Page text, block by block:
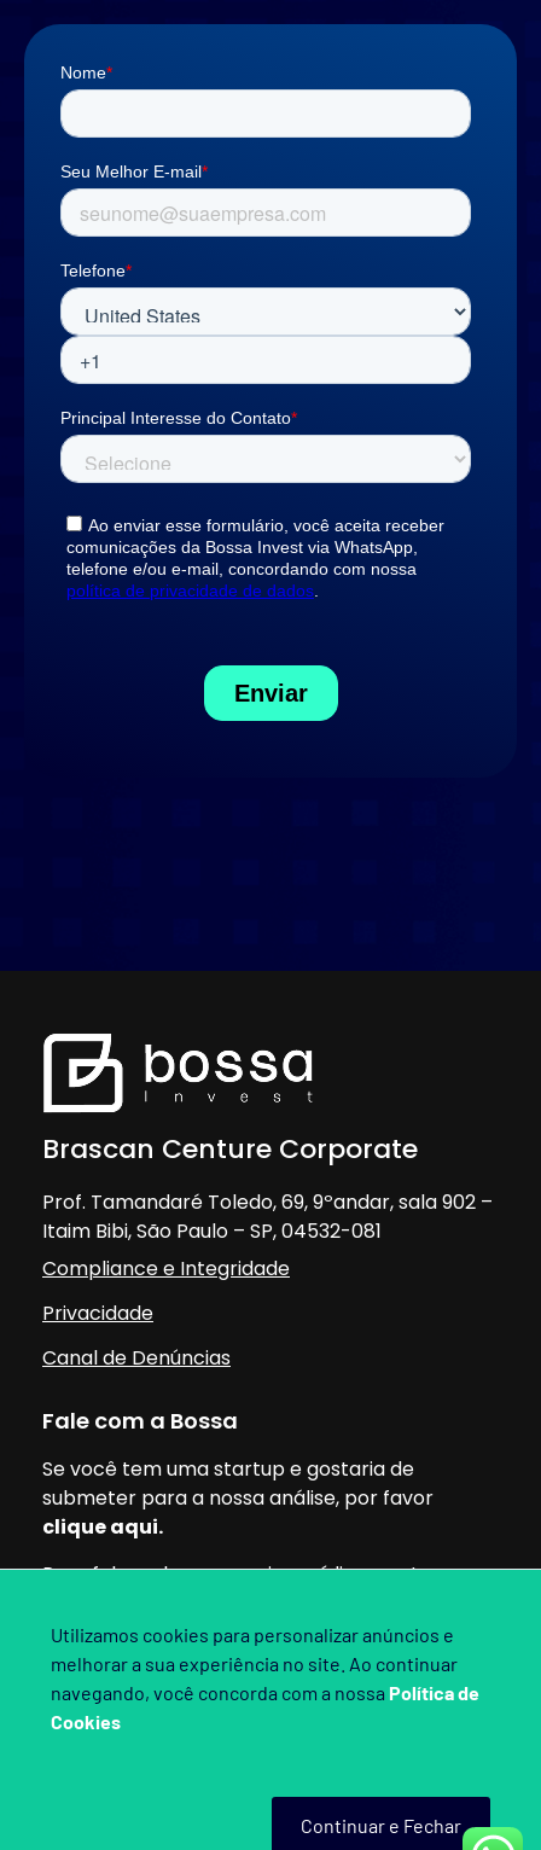
Brascan Centure Corporate
Prof. Tamandaré Toledo, 69, 9ºandar, sala 902 –
Itaim Bibi, São Paulo – SP, 04532-081
Compliance e Integridade
Privacidade
Canal de Denúncias
Fale com a Bossa
Se você tem uma startup e gostaria de
submeter para a nossa análise, por favor
clique aqui.
Para falar sobre parcerias, mídia ou outros
Siga nossas redes:
Utilizamos cookies para personalizar anúncios e
melhorar a sua experiência no site. Ao continuar
navegando, você concorda com a nossa Política de
Cookies
Continuar e Fechar